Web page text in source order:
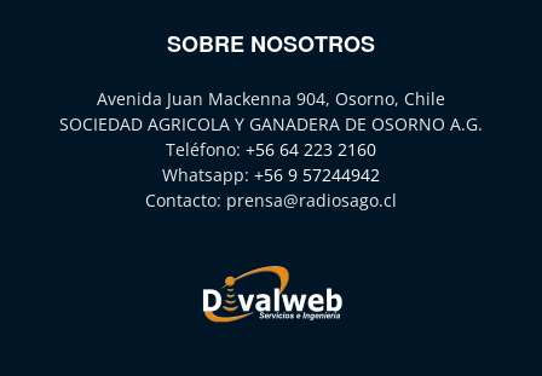
SOBRE NOSOTROS
Avenida Juan Mackenna 904, Osorno, Chile
SOCIEDAD AGRICOLA Y GANADERA DE OSORNO A.G.
Teléfono: +56 64 223 2160
Whatsapp: +56 9 57244942
Contacto: prensa@radiosago.cl